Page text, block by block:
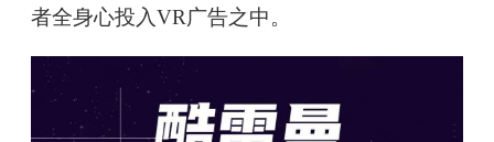
者全身心投入VR广告之中。